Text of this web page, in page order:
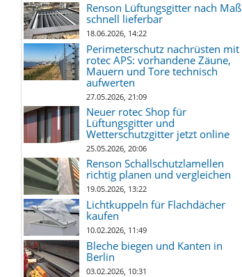
Renson Lüftungsgitter nach Maß
schnell lieferbar
18.06.2026, 14:22
Perimeterschutz nachrüsten mit
rotec APS: vorhandene Zäune,
Mauern und Tore technisch
aufwerten
27.05.2026, 21:09
Neuer rotec Shop für
Lüftungsgitter und
Wetterschutzgitter jetzt online
25.05.2026, 20:06
Renson Schallschutzlamellen
richtig planen und vergleichen
19.05.2026, 13:22
Lichtkuppeln für Flachdächer
kaufen
10.02.2026, 11:49
Bleche biegen und Kanten in
Berlin
03.02.2026, 10:31